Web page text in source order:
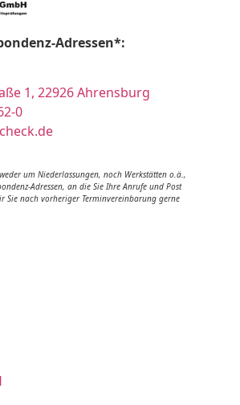
Adressen*:
1, 22926 Ahrensburg
0
um Niederlassungen, noch Werkstätten o.ä.,
Adressen, an die Sie Ihre Anrufe und Post
Sie nach vorheriger Terminvereinbarung gerne